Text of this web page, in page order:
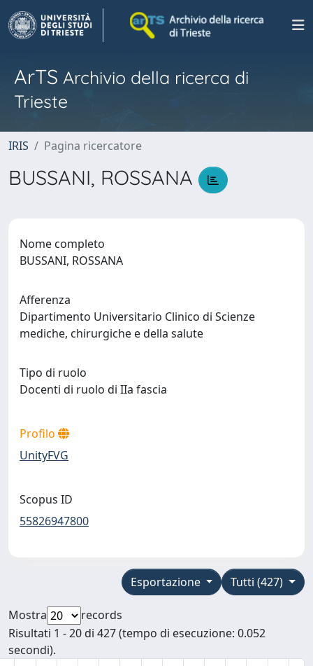
ArTS Archivio della ricerca di
Trieste
IRIS Pagina ricercatore
BUSSANI, ROSSANA
Nome completo
BUSSANI, ROSSANA
Afferenza
Dipartimento Universitario Clinico di Scienze
mediche, chirurgiche e della salute
Tipo di ruolo
Docenti di ruolo di IIa fascia
Profilo
UnityFVG
Scopus ID
55826947800
Tutti (427)
Esportazione
Mostra
records
Risultati 1 - 20 di 427 (tempo di esecuzione: 0.052
secondi).